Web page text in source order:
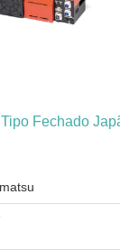
Fechado